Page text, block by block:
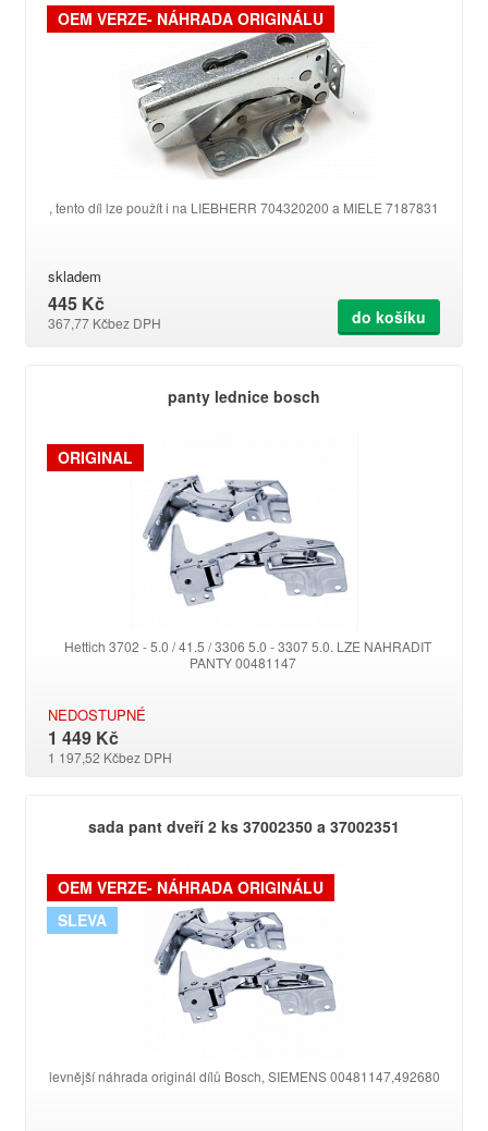
OEM VERZE- NÁHRADA ORIGINÁLU
, tento díl lze použít i na LIEBHERR 704320200 a MIELE 7187831
skladem
445 Kč
367,77 Kčbez DPH do košíku
panty lednice bosch
ORIGINAL
Hettich 3702 - 5.0 / 41.5 / 3306 5.0 - 3307 5.0. LZE NAHRADIT
PANTY 00481147
NEDOSTUPNÉ
1 449 Kč
1 197,52 Kčbez DPH
sada pant dveří 2 ks 37002350 a 37002351
OEM VERZE- NÁHRADA ORIGINÁLU
SLEVA
levnější náhrada originál dílů Bosch, SIEMENS 00481147,492680